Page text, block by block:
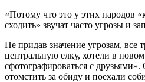
«Потому что это у этих народов
сходить» звучат часто угрозы и
Не придав значение угрозам, все
центральную елку, хотели в
сфотографироваться с
отомстить за обиду и поехали